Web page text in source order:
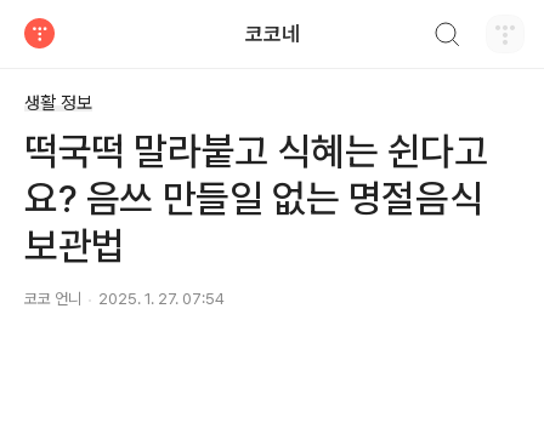
코코네
생활 정보
떡국떡 말라붙고 식혜는 쉰다고
요? 음쓰 만들일 없는 명절음식
보관법
코코 언니 2025. 1. 27. 07:54